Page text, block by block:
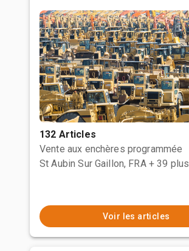
132 Articles
Vente aux enchères programmée
St Aubin Sur Gaillon, FRA + 39 plus
Voir les articles